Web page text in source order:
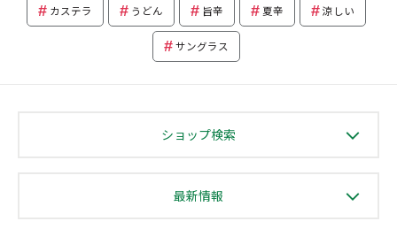
カステラ うどん 旨辛 夏辛 涼しい
サングラス
ショップ検索
最新情報